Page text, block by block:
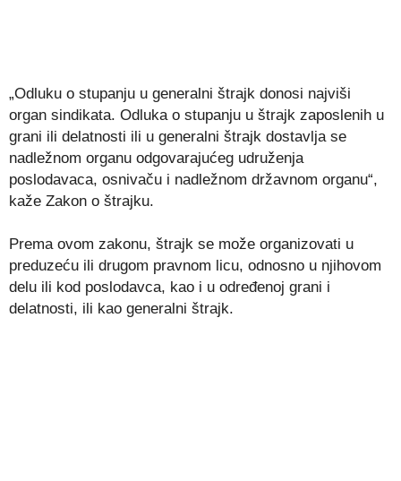
„Odluku o stupanju u generalni štrajk donosi najviši
organ sindikata. Odluka o stupanju u štrajk zaposlenih u
grani ili delatnosti ili u generalni štrajk dostavlja se
nadležnom organu odgovarajućeg udruženja
poslodavaca, osnivaču i nadležnom državnom organu“,
kaže Zakon o štrajku.
Prema ovom zakonu, štrajk se može organizovati u
preduzeću ili drugom pravnom licu, odnosno u njihovom
delu ili kod poslodavca, kao i u određenoj grani i
delatnosti, ili kao generalni štrajk.